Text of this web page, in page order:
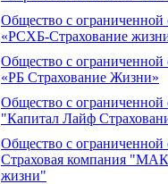
Общество с ограниченной
«РСХБ-Страхование
Общество с ограниченной
«РБ Страхование Жизни»
Общество с ограниченной
"Капитал Лайф
Общество с ограниченной
Страховая компания
жизни"